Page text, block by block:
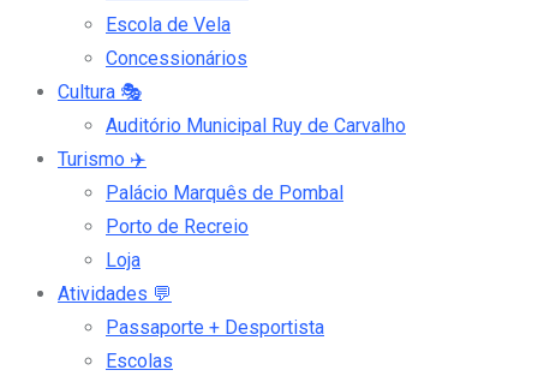
Escola de Vela
Concessionários
Cultura 🎭
Auditório Municipal Ruy de Carvalho
Turismo ✈️
Palácio Marquês de Pombal
Porto de Recreio
Loja
Atividades 💬
Passaporte + Desportista
Escolas